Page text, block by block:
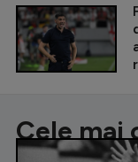
Cele mai